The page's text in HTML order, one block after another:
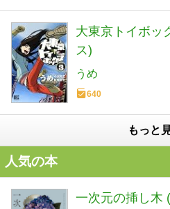
大東京トイボッ
ス)
うめ
640
もっと
人気の本
一次元の挿し木